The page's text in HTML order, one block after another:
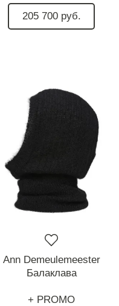
205 700 руб.
Ann Demeulemeester
Балаклава
+ PROMO